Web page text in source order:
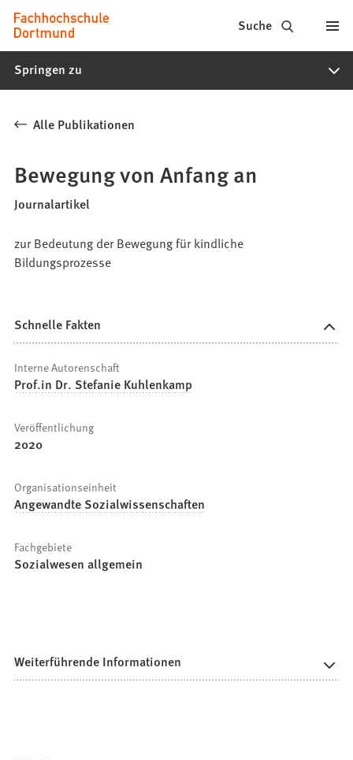
Inhalt anspringen
Fachhochschule
Dortmund
-
Studiengänge,
Bewerbung
Suche
Springen zu
Alle Publikationen
Bewegung von Anfang an
Journalartikel
zur Bedeutung der Bewegung für kindliche
Bildungsprozesse
Schnelle Fakten
Interne Autorenschaft
Prof.in Dr. Stefanie Kuhlenkamp
Veröffentlichung
2020
Organisationseinheit
Angewandte Sozialwissenschaften
Fachgebiete
Sozialwesen allgemein
Weiterführende Informationen